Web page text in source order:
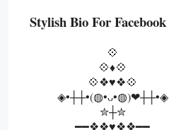
Stylish Bio For Facebook
💠
💠♦💠
💠❖♥❖💠
◈•┼┼•(◍•ᴗ•◍)❤┼┼•◈
✮┼✮
━━❖❖♥❖❖━━